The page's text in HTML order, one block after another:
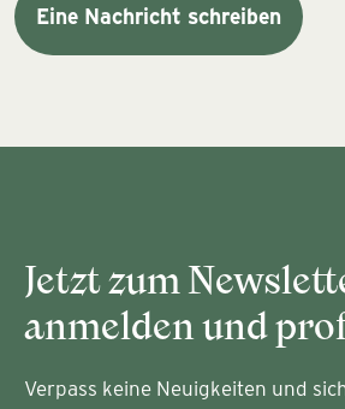
Eine Nachricht schreiben
Jetzt zum
anmelden und
Verpass keine Neuigkeiten und